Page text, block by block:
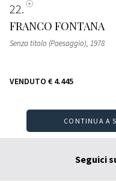
22
FRANCO FONTANA
Senza titolo (Paesaggio), 1978
VENDUTO € 4.445
CONTINUA A
Seguici